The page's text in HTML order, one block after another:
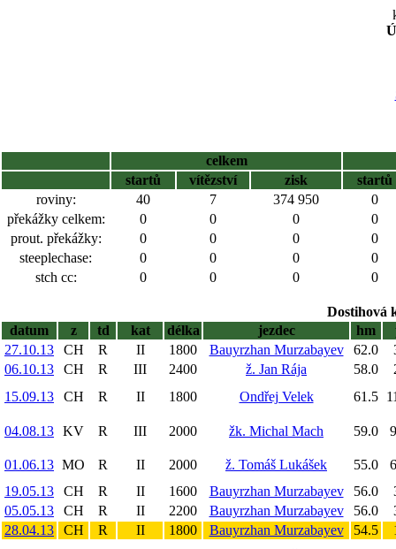
celkem
startů
vítězství zisk
startů
roviny:
40 7 374 950
0
překážky celkem:
0 0 0
0
prout. překážky:
0 0 0
0
steeplechase:
0 0 0
0
stch cc:
0 0 0 0
Dostihová
datum
z td kat délka jezdec hm
27.10.13
CH R II 1800 Bauyrzhan Murzabayev 62.0
06.10.13
CH R III 2400 ž. Jan Rája 58.0
15.09.13
CH R II 1800 Ondřej Velek 61.5
04.08.13 KV R III 2000 žk. Michal Mach 59.0
01.06.13 MO R II 2000 ž. Tomáš Lukášek 55.0
19.05.13
CH R II 1600 Bauyrzhan Murzabayev 56.0
05.05.13
CH R II 2200 Bauyrzhan Murzabayev 56.0
28.04.13
CH R II 1800 Bauyrzhan Murzabayev 54.5